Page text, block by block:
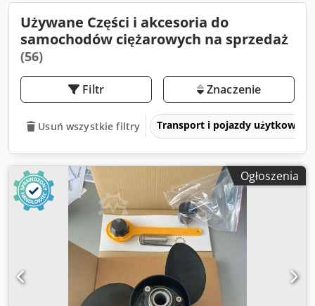
Używane Części i akcesoria do
samochodów ciężarowych na sprzedaż
(56)
Filtr Znaczenie
Usuń wszystkie filtry Transport i pojazdy użytkowe
Ogłoszenia